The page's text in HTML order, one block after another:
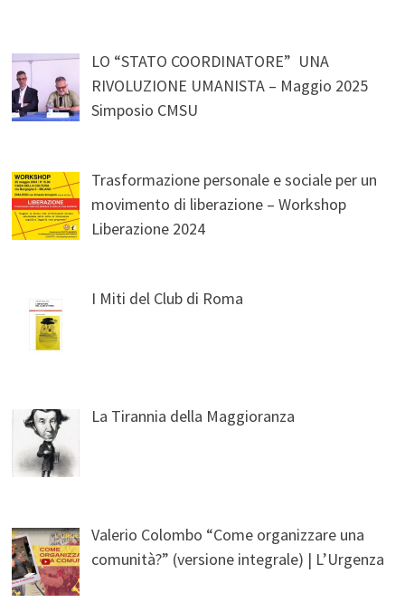
LO “STATO COORDINATORE” UNA
RIVOLUZIONE UMANISTA – Maggio 2025
Simposio CMSU
Trasformazione personale e sociale per un
movimento di liberazione – Workshop
Liberazione 2024
I Miti del Club di Roma
La Tirannia della Maggioranza
Valerio Colombo “Come organizzare una
comunità?” (versione integrale) | L’Urgenza